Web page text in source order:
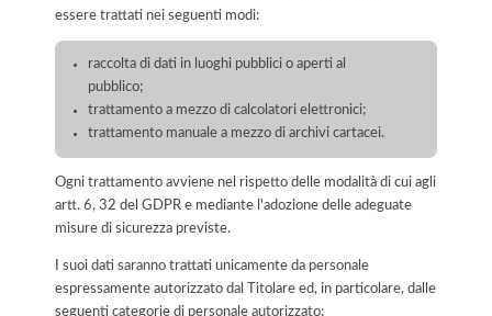
essere trattati nei seguenti modi:
raccolta di dati in luoghi pubblici o aperti al
pubblico;
trattamento a mezzo di calcolatori elettronici;
trattamento manuale a mezzo di archivi cartacei.
Ogni trattamento avviene nel rispetto delle modalità di cui agli
artt. 6, 32 del GDPR e mediante l'adozione delle adeguate
misure di sicurezza previste.
I suoi dati saranno trattati unicamente da personale
espressamente autorizzato dal Titolare ed, in particolare, dalle
seguenti categorie di personale autorizzato: